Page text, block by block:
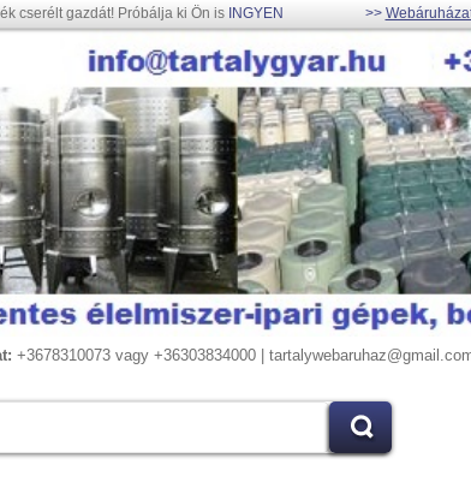
cserélt gazdát! Próbálja ki Ön is INGYEN >>
+3678310073 vagy +36303834000 |